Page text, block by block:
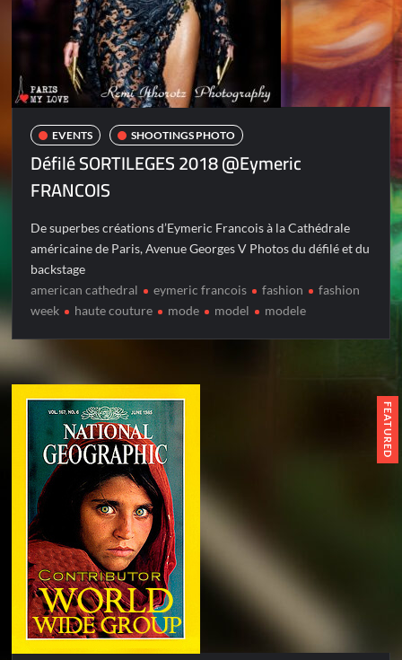
EVENTS SHOOTINGS PHOTO
Défilé SORTILEGES 2018 @Eymeric
FRANCOIS
De superbes créations d’Eymeric Francois à la Cathédrale
américaine de Paris, Avenue Georges V Photos du défilé et du
backstage
american cathedral
eymeric francois fashion
fashion
week
haute couture mode model modele
FEATURED